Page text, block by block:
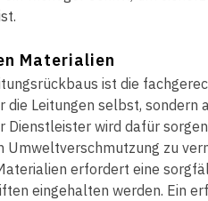
Materialien
ist die
die Leitungen selbst, sondern
Dienstleister wird dafür
zu
erfordert eine
eingehalten werden. Ein